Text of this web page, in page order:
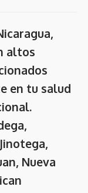
altos
en tu salud
Nueva